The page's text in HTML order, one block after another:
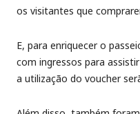
os visitantes que
E, para enriquecer o
com ingressos para
a utilização do voucher